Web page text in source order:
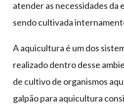
atender as necessidades da
sendo cultivada
A aquicultura é um dos
realizado dentro desse
de cultivo de organismos
galpão para aquicultura